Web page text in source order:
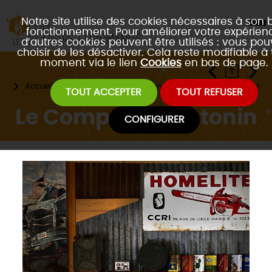
Notre site utilise des cookies nécessaires à son
fonctionnement. Pour améliorer votre
d’autres cookies peuvent être utilisés : vous
choisir de les désactiver. Cela reste modifiable à
moment via le lien Cookies en bas de page.
TOUT ACCEPTER TOUT REFUSER
CONFIGURER
Accueil Les restaurants partenaires Type de cuisine
Le Comptoir D'antonin